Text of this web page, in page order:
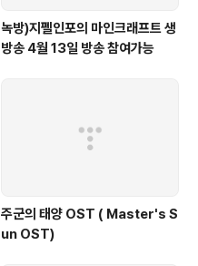
녹방)지펠인포의 마인크래프트 생
방송 4월 13일 방송 참여가능
주군의 태양 OST ( Master's S
un OST)